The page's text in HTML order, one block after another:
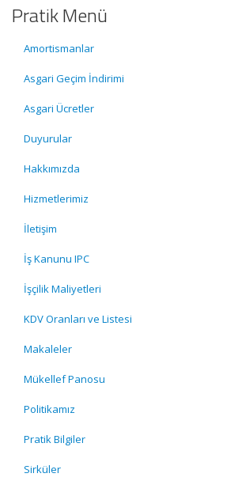
Pratik Menü
Amortismanlar
Asgari Geçim İndirimi
Asgari Ücretler
Duyurular
Hakkımızda
Hizmetlerimiz
İletişim
İş Kanunu IPC
İşçilik Maliyetleri
KDV Oranları ve Listesi
Makaleler
Mükellef Panosu
Politikamız
Pratik Bilgiler
Sirküler